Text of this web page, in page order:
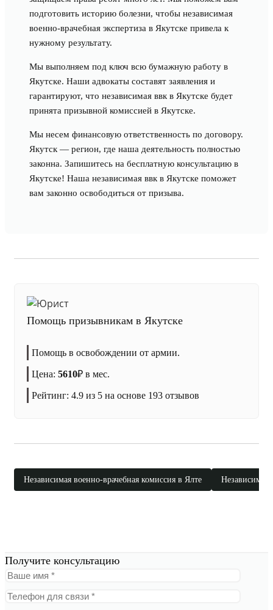
подготовить историю болезни, чтобы независимая
военно-врачебная экспертиза в Якутске привела к
нужному результату.
Мы выполняем под ключ всю бумажную работу в
Якутске. Наши адвокаты составят заявления и
гарантируют, что независимая ввк в Якутске будет
принята призывной комиссией в Якутске.
Мы несем финансовую ответственность по договору.
Якутск — регион, где наша деятельность полностью
законна. Запишитесь на бесплатную консультацию в
Якутске! Наша независимая ввк в Якутске поможет
вам законно освободиться от призыва.
Помощь призывникам в Якутске
Помощь в освобождении от армии.
Цена: 5610₽ в мес.
Рейтинг: 4.9 из 5 на основе 193 отзывов
Независимая военно-врачебная комиссия в Ялте Независимая
Получите консультацию